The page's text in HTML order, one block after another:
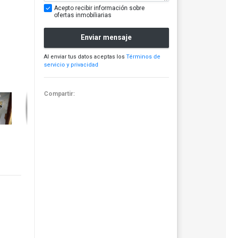
Acepto recibir información sobre
ofertas inmobiliarias
Enviar mensaje
Al enviar tus datos aceptas los Términos de
servicio y privacidad
Compartir: